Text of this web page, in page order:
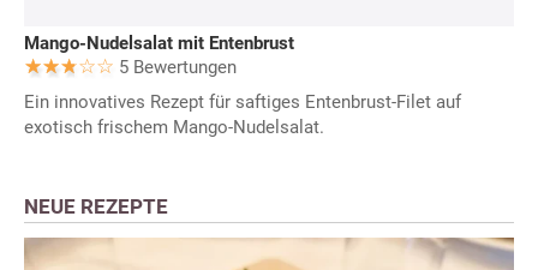
Mango-Nudelsalat mit Entenbrust
5 Bewertungen
Ein innovatives Rezept für saftiges Entenbrust-Filet auf
exotisch frischem Mango-Nudelsalat.
NEUE REZEPTE